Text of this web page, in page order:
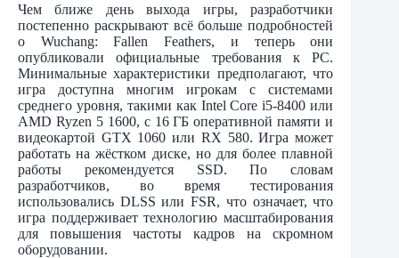
Чем ближе день выхода игры, разработчики
постепенно раскрывают всё больше подробностей
о Wuchang: Fallen Feathers, и теперь они
опубликовали официальные требования к PC.
Минимальные характеристики предполагают, что
игра доступна многим игрокам с системами
среднего уровня, такими как Intel Core i5-8400 или
AMD Ryzen 5 1600, с 16 ГБ оперативной памяти и
видеокартой GTX 1060 или RX 580. Игра может
работать на жёстком диске, но для более плавной
работы рекомендуется SSD. По словам
разработчиков, во время тестирования
использовались DLSS или FSR, что означает, что
игра поддерживает технологию масштабирования
для повышения частоты кадров на скромном
оборудовании.